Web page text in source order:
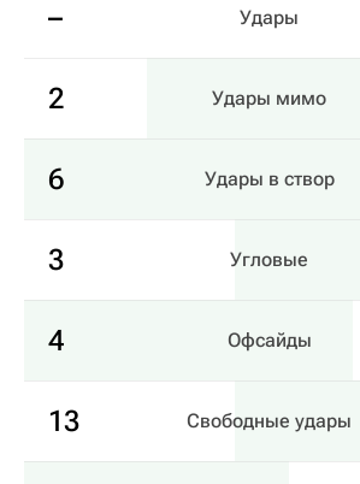
– Удары
2 Удары мимо
6 Удары в створ
3 Угловые
4 Офсайды
13 Свободные удары